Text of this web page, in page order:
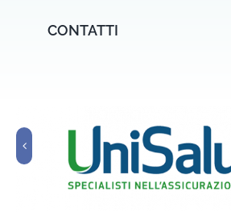
CONTATTI